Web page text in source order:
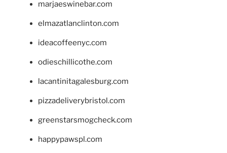
marjaeswinebar.com
elmazatlanclinton.com
ideacoffeenyc.com
odieschillicothe.com
lacantinitagalesburg.com
pizzadeliverybristol.com
greenstarsmogcheck.com
happypawspl.com